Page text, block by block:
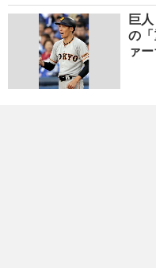
巨
の
ァ